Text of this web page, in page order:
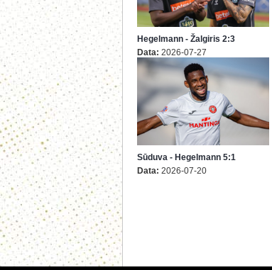
Hegelmann - Žalgiris 2:3
Data: 2026-07-27
Sūduva - Hegelmann 5:1
Data: 2026-07-20